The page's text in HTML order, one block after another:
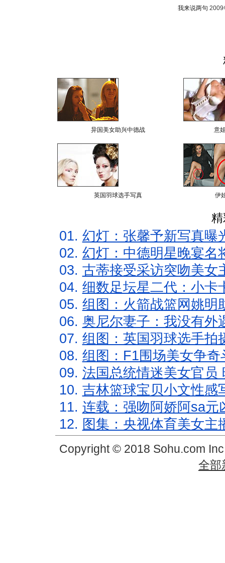
我来说两句 2009
异国美女助兴中德战 意
英国羽球选手写真 伊
01. 幻灯：张馨予新写真曝
02. 幻灯：中德明星晚宴名
03. 古蒂接受采访突吻美女
04. 细数足坛星二代：小卡
05. 组图：火箭战篮网姚明
06. 奥尼尔妻子：我没有外
07. 组图：英国羽球选手拍
08. 组图：F1围场美女争
09. 法国总统情迷美女官员
10. 吉林篮球宝贝小文性感
11. 连载：强吻阿娇阿sa元
12. 图集：央视体育美女主
Copyright © 2018 Sohu.com
全部